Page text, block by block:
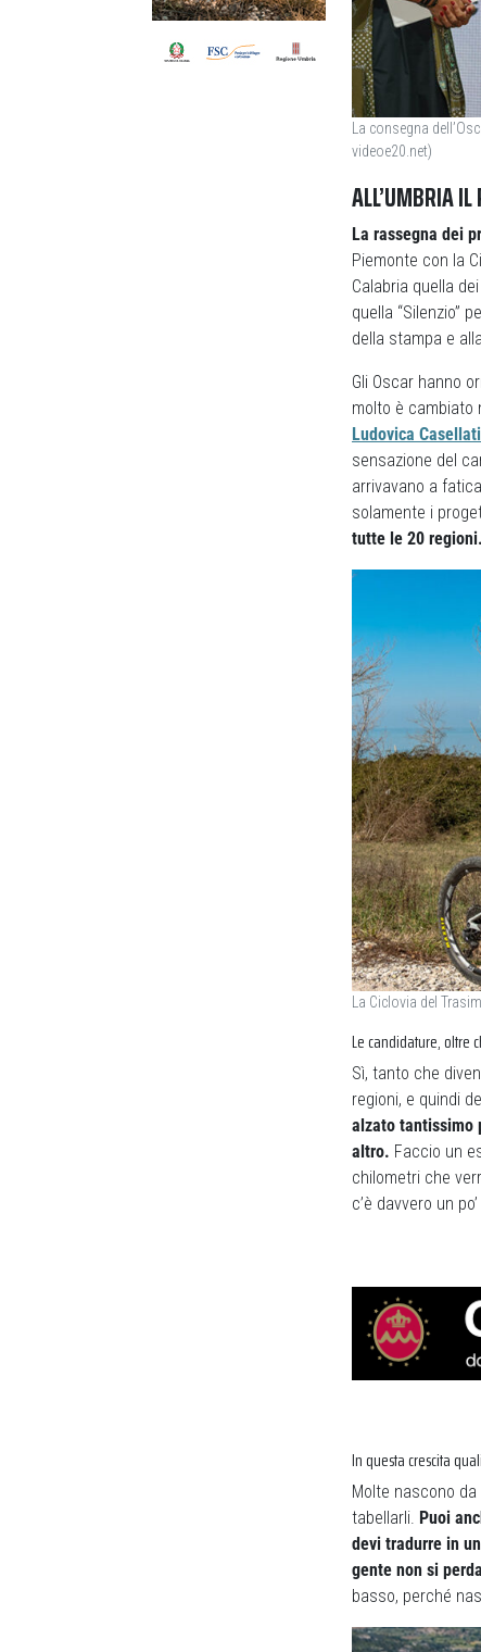
La consegna
videoe20.net)
ALL’UMBRIA
La rassegna dei
Piemonte con la
Calabria quella
quella “Silenzio”
della stampa e
Gli Oscar hanno
molto è cambiato
Ludovica Casellati
sensazione del
arrivavano a
solamente i
tutte le 20
La Ciclovia del
Le candidature, oltre
Sì, tanto che
regioni, e quindi
alzato tantissimo
altro. Faccio un
chilometri che
c’è davvero un
In questa crescita
Molte nascono
tabellarli. Puoi
devi tradurre in
gente non si
basso, perché